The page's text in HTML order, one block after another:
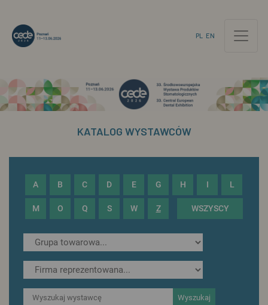
PL EN
KATALOG WYSTAWCÓW
A B C D E G H I L
M O Q S W Z WSZYSCY
Wyszukaj